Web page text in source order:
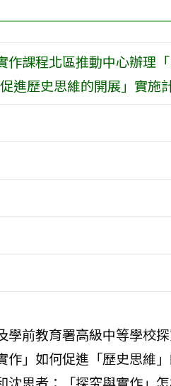
作課程北區推動中心辦理
進歷史思維的開展」實施
學前教育署高級中等學校
作」如何促進「歷史思維